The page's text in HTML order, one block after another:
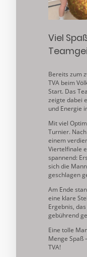
Viel
Bereits zum
TVA beim
Start. Das
zeigte dabei
und Energie
Mit viel
Turnier.
einem
Viertelfinale
spannend:
sich die
geschlagen
Am Ende
eine klare
Ergebnis,
gebührend
Eine tolle
Menge Spaß
TVA!